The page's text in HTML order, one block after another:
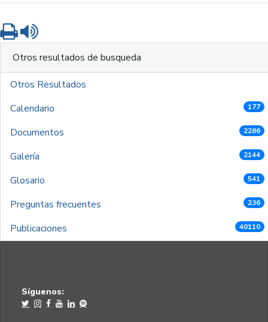
Imprimir
Otros resultados de busqueda
Otros Resultados
Calendario
177
Documentos 2286
Galería 2144
Glosario 541
Preguntas frecuentes 236
Publicaciones 40110
Síguenos: